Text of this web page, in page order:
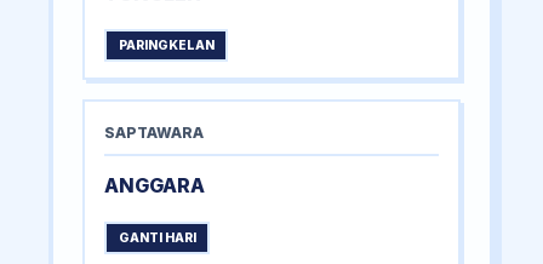
PARINGKELAN
SAPTAWARA
ANGGARA
GANTI HARI